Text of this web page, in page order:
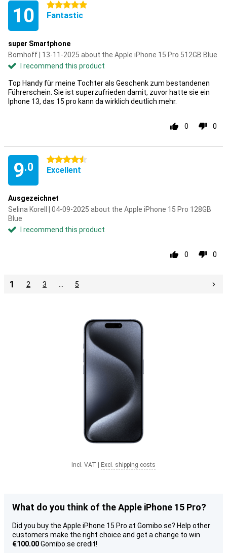
10 5 stars
Fantastic
super Smartphone
Bomhoff | 13-11-2025 about the Apple iPhone 15 Pro 512GB Blue
I recommend this product
Top Handy für meine Tochter als Geschenk zum bestandenen
Führerschein. Sie ist superzufrieden damit, zuvor hatte sie ein
Iphone 13, das 15 pro kann da wirklich deutlich mehr.
0 0
9.0
4.5 stars
Excellent
Ausgezeichnet
Selina Korell | 04-09-2025 about the Apple iPhone 15 Pro 128GB
Blue
I recommend this product
0 0
1 2 3 5
Incl. VAT Excl. shipping costs
What do you think of the Apple iPhone 15 Pro?
Did you buy the Apple iPhone 15 Pro at Gomibo.se? Help other
customers make the right choice and get a change to win
€100.00Gomibo.se credit!